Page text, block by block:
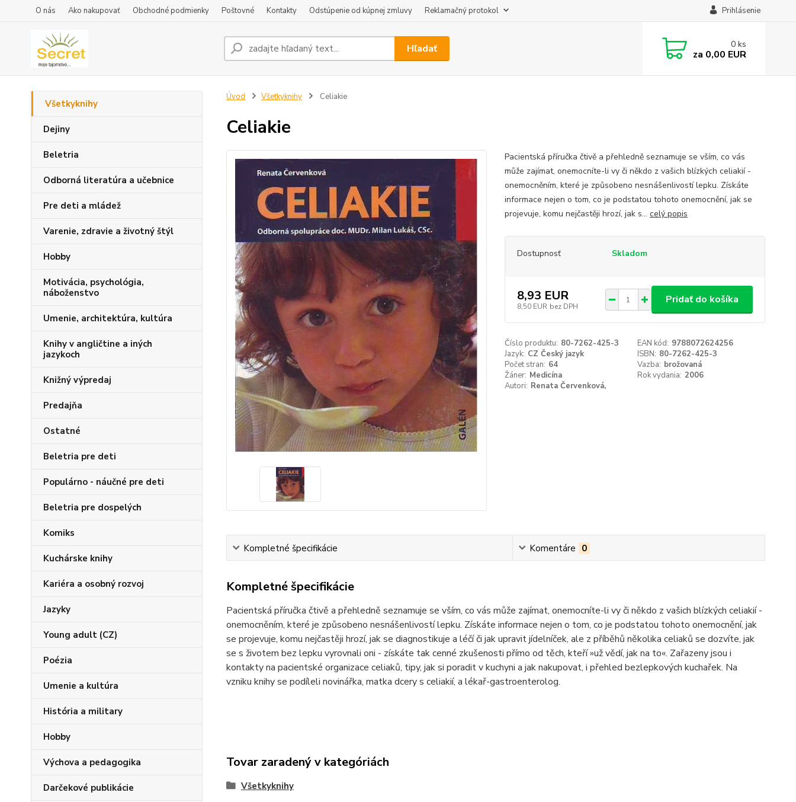
O nás Ako nakupovať Obchodné podmienky Poštovné Kontakty Odstúpenie od kúpnej zmluvy Reklamačný protokol Prihlásenie
Hľadať 0 ks
za 0,00 EUR
Všetkyknihy
Dejiny
Beletria
Odborná literatúra a učebnice
Pre deti a mládež
Varenie, zdravie a životný štýl
Hobby
Motivácia, psychológia,
náboženstvo
Umenie, architektúra, kultúra
Knihy v angličtine a iných
jazykoch
Knižný výpredaj
Predajňa
Ostatné
Beletria pre deti
Populárno - náučné pre deti
Beletria pre dospelých
Komiks
Kuchárske knihy
Kariéra a osobný rozvoj
Jazyky
Young adult (CZ)
Poézia
Umenie a kultúra
História a military
Hobby
Výchova a pedagogika
Darčekové publikácie
Úvod Všetkyknihy Celiakie
Celiakie
Pacientská příručka čtivě a přehledně seznamuje se vším, co vás
může zajímat, onemocníte-li vy či někdo z vašich blízkých celiakií -
onemocněním, které je způsobeno nesnášenlivostí lepku. Získáte
informace nejen o tom, co je podstatou tohoto onemocnění, jak se
projevuje, komu nejčastěji hrozí, jak s... celý popis
Dostupnosť Skladom
8,93 EUR
8,50 EUR bez DPH
Pridať do košíka
Číslo produktu: 80-7262-425-3 EAN kód: 9788072624256
Jazyk: CZ Český jazyk ISBN: 80-7262-425-3
Počet stran: 64 Vazba: brožovaná
Žáner: Medicína Rok vydania: 2006
Autori: Renata Červenková,
Kompletné špecifikácie Komentáre 0
Kompletné špecifikácie
Pacientská příručka čtivě a přehledně seznamuje se vším, co vás může zajímat, onemocníte-li vy či někdo z vašich blízkých celiakií -
onemocněním, které je způsobeno nesnášenlivostí lepku. Získáte informace nejen o tom, co je podstatou tohoto onemocnění, jak
se projevuje, komu nejčastěji hrozí, jak se diagnostikuje a léčí či jak upravit jídelníček, ale z příběhů několika celiaků se dozvíte, jak
se s životem bez lepku vyrovnali oni - získáte tak cenné zkušenosti přímo od těch, kteří »už vědí, jak na to«. Zařazeny jsou i
kontakty na pacientské organizace celiaků, tipy, jak si poradit v kuchyni a jak nakupovat, i přehled bezlepkových kuchařek. Na
vzniku knihy se podíleli novinářka, matka dcery s celiakií, a lékař-gastroenterolog.
Tovar zaradený v kategóriách
Všetkyknihy